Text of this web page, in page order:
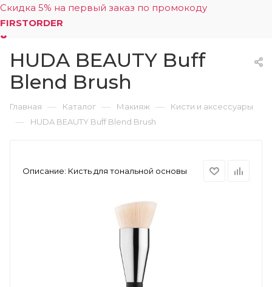
Скидка 5% на первый заказ по промокоду
FIRSTORDER
0
HUDA BEAUTY Buff
Blend Brush
Главная — Каталог — Макияж — Кисти и аксессуары
— HUDA BEAUTY Buff Blend Brush
Описание: Кисть для тональной основы